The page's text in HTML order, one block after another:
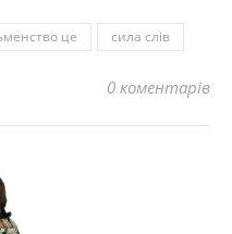
це сила слів
0 коментарів